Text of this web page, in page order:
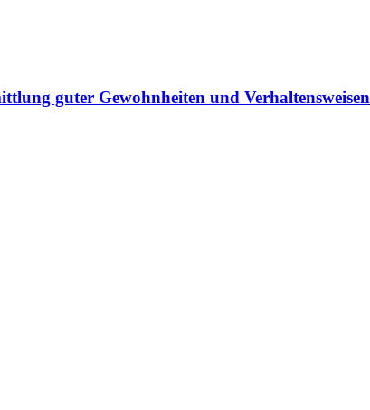
guter Gewohnheiten und Verhaltensweisen